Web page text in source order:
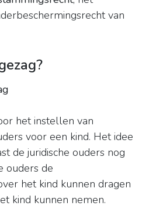
van
het instellen van
voor een kind. Het idee
de juridische ouders nog
ouders de
het kind kunnen dragen
kind kunnen nemen.